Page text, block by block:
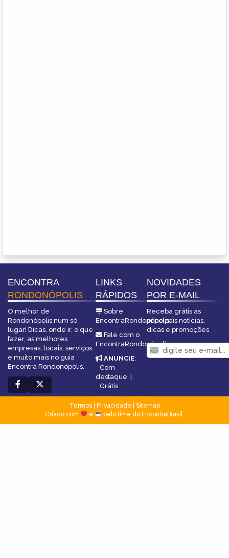
ENCONTRA
RONDONÓPOLIS
O melhor de
Rondonópolis num só
lugar! Dicas, onde ir, o que
fazer, as melhores
empresas, locais, serviços
e muito mais no guia
Encontra Rondonópolis.
LINKS
RÁPIDOS
Sobre
EncontraRondonópolis
Fale com o
EncontraRondonópolis
ANUNCIE:
Com
destaque |
Grátis
NOVIDADES
POR E-MAIL
Receba grátis as
principais notícias,
dicas e promoções
Termos| Privacidade
Sitemap
Criado com
e pelo time do EncontraBrasil